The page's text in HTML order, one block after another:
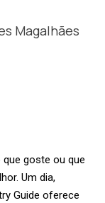
Magalhães
goste ou que
Um dia,
Guide oferece